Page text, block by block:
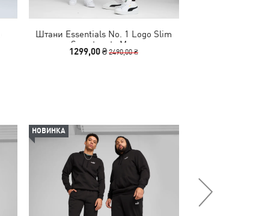
Штани Essentials No. 1 Logo Slim
Sweatpants Men
1299,00 ₴2490,00 ₴
НОВИНКА